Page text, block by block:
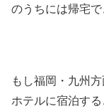
のうちには帰宅で
もし福岡・九州
ホテルに宿泊する